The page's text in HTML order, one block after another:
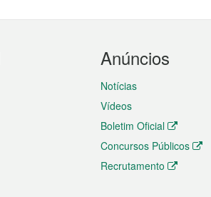
Anúncios
Notícias
Vídeos
Boletim Oficial
Concursos Públicos
Recrutamento